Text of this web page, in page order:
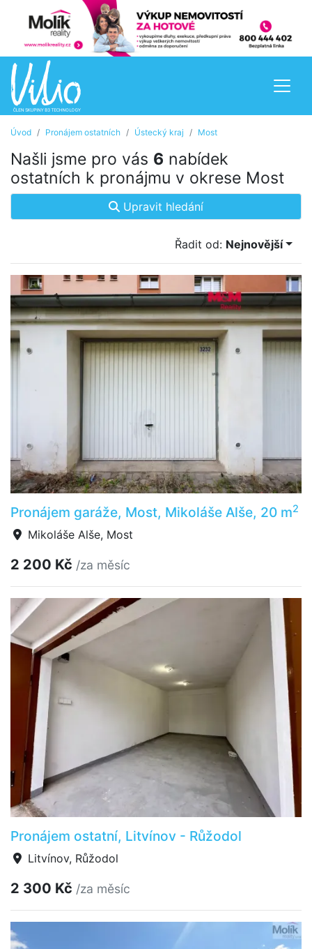
Úvod Pronájem ostatních Ústecký kraj Most
Našli jsme pro vás 6 nabídek
ostatních k pronájmu v okrese Most
Upravit hledání
Řadit od: Nejnovější
Pronájem garáže, Most, Mikoláše Alše, 20 m2
Mikoláše Alše, Most
2 200 Kč /za měsíc
Pronájem ostatní, Litvínov - Růžodol
Litvínov, Růžodol
2 300 Kč /za měsíc